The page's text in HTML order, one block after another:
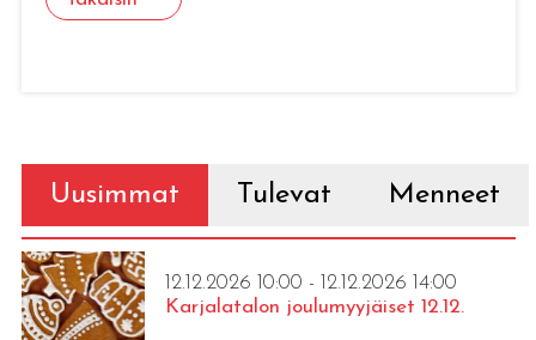
Uusimmat Tulevat Menneet
12.12.2026 10:00 - 12.12.2026 14:00
Karjalatalon joulumyyjäiset 12.12.